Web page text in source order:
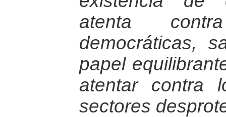
atenta
democráticas,
papel
atentar contra
sectores